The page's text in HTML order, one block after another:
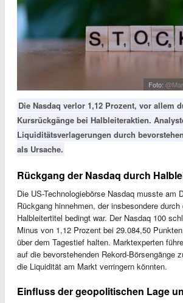
Foto:
Die Nasdaq verlor 1,12 Prozent, vor allem
Kursrückgänge bei Halbleiteraktien.
Liquiditätsverlagerungen durch
als Ursache.
Rückgang der Nasdaq durch
Die US-Technologiebörse Nasdaq musste am
Rückgang hinnehmen, der insbesondere
Halbleitertitel bedingt war. Der Nasdaq 100
Minus von 1,12 Prozent bei 29.084,50
über dem Tagestief halten. Marktexperten
auf die bevorstehenden Rekord-Börsengänge
die Liquidität am Markt verringern könnten.
Einfluss der geopolitischen Lage